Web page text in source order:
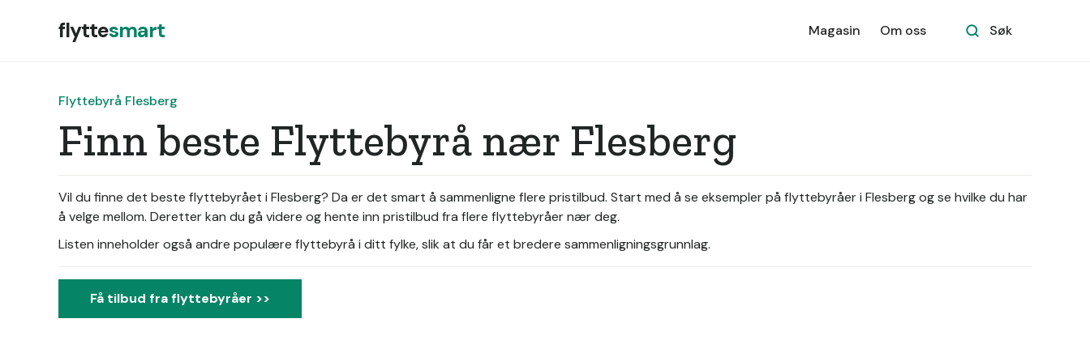
flyttesmart Magasin Om oss Søk
Flyttebyrå Flesberg
Finn beste Flyttebyrå nær Flesberg
Vil du finne det beste flyttebyrået i Flesberg? Da er det smart å sammenligne flere pristilbud. Start med å se eksempler på flyttebyråer i Flesberg og se hvilke du har
å velge mellom. Deretter kan du gå videre og hente inn pristilbud fra flere flyttebyråer nær deg.
Listen inneholder også andre populære flyttebyrå i ditt fylke, slik at du får et bredere sammenligningsgrunnlag.
Få tilbud fra flyttebyråer >>